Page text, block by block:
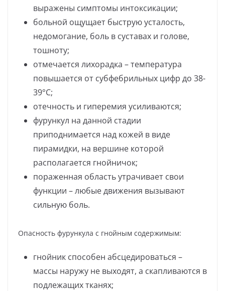
выражены симптомы интоксикации;
больной ощущает быструю усталость,
недомогание, боль в суставах и голове,
тошноту;
отмечается лихорадка – температура
повышается от субфебрильных цифр до 38-
39°С;
отечность и гиперемия усиливаются;
фурункул на данной стадии
приподнимается над кожей в виде
пирамидки, на вершине которой
располагается гнойничок;
пораженная область утрачивает свои
функции – любые движения вызывают
сильную боль.
Опасность фурункула с гнойным содержимым:
гнойник способен абсцедироваться –
массы наружу не выходят, а скапливаются в
подлежащих тканях;